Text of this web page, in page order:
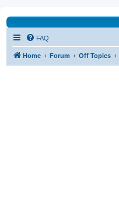
FAQ
Home Forum Off Topics